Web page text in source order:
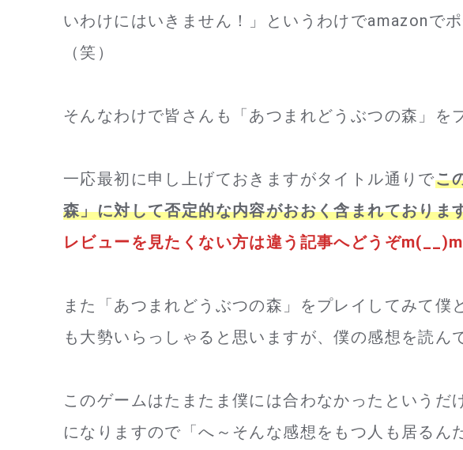
いわけにはいきません！」というわけでamazonで
（笑）
そんなわけで皆さんも「あつまれどうぶつの森」を
一応最初に申し上げておきますがタイトル通りでこ
森」に対して否定的な内容がおおく含まれておりま
レビューを見たくない方は違う記事へどうぞm(__)m
また「あつまれどうぶつの森」をプレイしてみて僕
も大勢いらっしゃると思いますが、僕の感想を読ん
このゲームはたまたま僕には合わなかったというだ
になりますので「へ～そんな感想をもつ人も居るん